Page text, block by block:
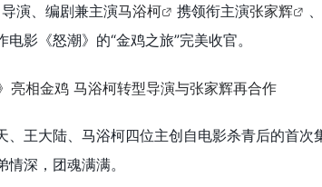
演、编剧兼主演马浴柯 携领衔主演张家辉
影《怒潮》的“金鸡之旅”完美收官。
、王大陆、马浴柯四位主创自电影杀青后的首次
深，团魂满满。